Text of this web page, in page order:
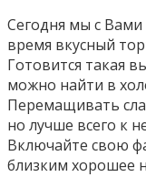
Сегодня мы с
время вкусный
Готовится такая
можно найти в
Перемащивать
но лучше всего к
Включайте свою
близким хорошее